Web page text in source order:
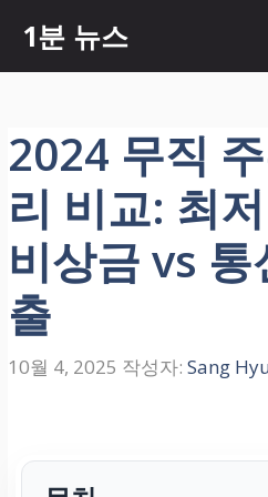
츠
너
뛰
기
1분 뉴스
2024 무직
리 비교: 최
비상금 vs 통
출
10월 4, 2025 작성자: Sang